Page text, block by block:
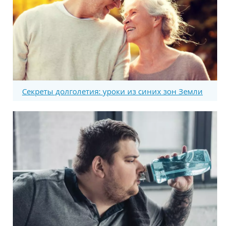
Секреты долголетия: уроки из синих зон Земли